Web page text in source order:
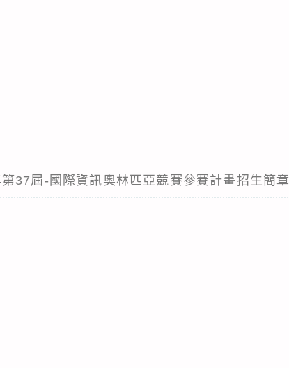
37屆-國際資訊奧林匹亞競賽參賽計畫招生簡章